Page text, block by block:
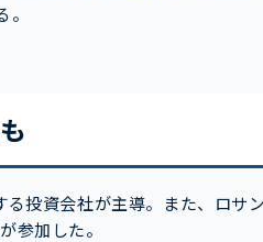
投資会社が主導。また、ロサ
加した。